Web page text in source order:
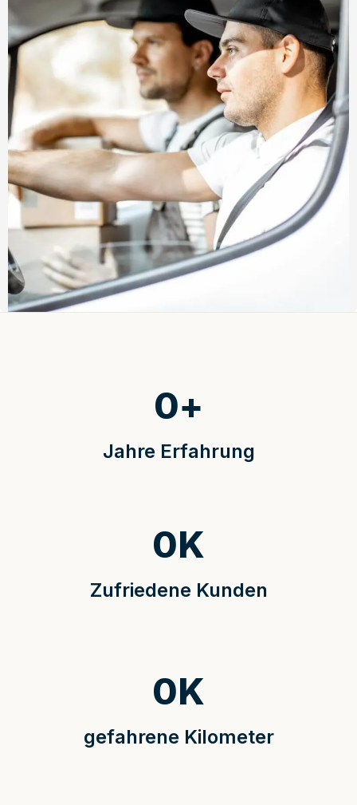
Jahre Erfahrung
0+
Zufriedene Kunden
0K
gefahrene Kilometer
0K